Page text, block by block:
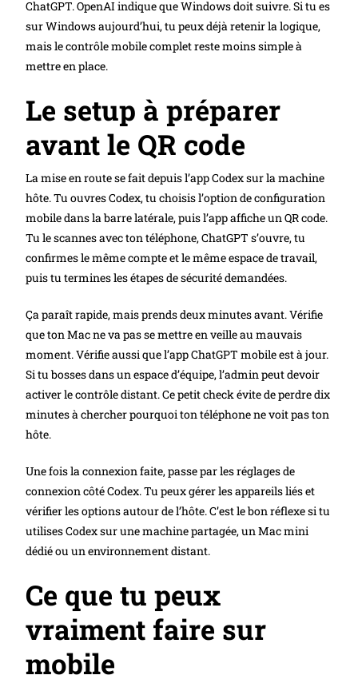
ChatGPT. OpenAI indique que Windows doit suivre. Si tu es
sur Windows aujourd’hui, tu peux déjà retenir la logique,
mais le contrôle mobile complet reste moins simple à
mettre en place.
Le setup à préparer
avant le QR code
La mise en route se fait depuis l’app Codex sur la machine
hôte. Tu ouvres Codex, tu choisis l’option de configuration
mobile dans la barre latérale, puis l’app affiche un QR code.
Tu le scannes avec ton téléphone, ChatGPT s’ouvre, tu
confirmes le même compte et le même espace de travail,
puis tu termines les étapes de sécurité demandées.
Ça paraît rapide, mais prends deux minutes avant. Vérifie
que ton Mac ne va pas se mettre en veille au mauvais
moment. Vérifie aussi que l’app ChatGPT mobile est à jour.
Si tu bosses dans un espace d’équipe, l’admin peut devoir
activer le contrôle distant. Ce petit check évite de perdre dix
minutes à chercher pourquoi ton téléphone ne voit pas ton
hôte.
Une fois la connexion faite, passe par les réglages de
connexion côté Codex. Tu peux gérer les appareils liés et
vérifier les options autour de l’hôte. C’est le bon réflexe si tu
utilises Codex sur une machine partagée, un Mac mini
dédié ou un environnement distant.
Ce que tu peux
vraiment faire sur
mobile